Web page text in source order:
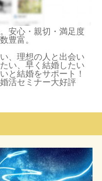
安心・親切・満足度
豊富。
、理想の人と出会い
い、早く結婚したい
と結婚をサポート！
活セミナー大好評